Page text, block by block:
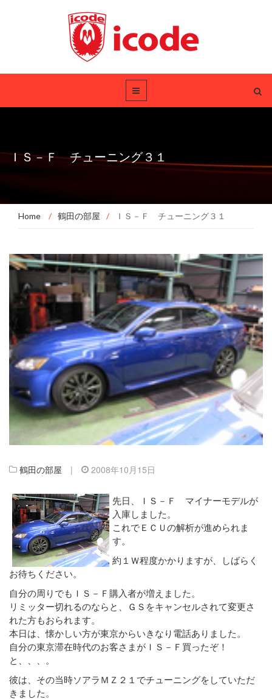
ＩＳ－Ｆ チューニング３１
Home / 鶴田の部屋 / ＩＳ－Ｆ チューニング３１
鶴田の部屋 | 2008年10月15日
先日、ＩＳ－Ｆ マイナーモデルが
入庫しました。
これでＥＣＵの解析が進められま
す。
約１Ｗ程度かかりますが、しばらく
お待ちください。
自分の周りでもＩＳ－Ｆ購入者が増えました。
リミッター切れるのならと、ＧＳをキャンセルされて変更さ
れた方もおられます。
本日は、懐かしい方が東京からいきなり電話ありました。
自分の東京滞在時代のお客さまがＩＳ－Ｆ買ったぞ！
と、、、。
彼は、その当時ソアラＭＺ２１でチューニングをしていただ
きました。